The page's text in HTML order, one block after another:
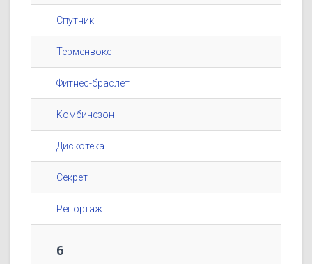
Спутник
Терменвокс
Фитнес-браслет
Комбинезон
Дискотека
Секрет
Репортаж
6